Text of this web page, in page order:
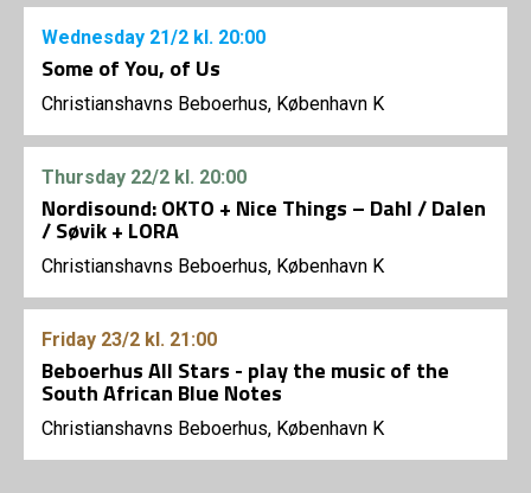
Wednesday 21/2 kl. 20:00
Some of You, of Us
Christianshavns Beboerhus, København K
Thursday 22/2 kl. 20:00
Nordisound: OKTO + Nice Things – Dahl / Dalen
/ Søvik + LORA
Christianshavns Beboerhus, København K
Friday 23/2 kl. 21:00
Beboerhus All Stars - play the music of the
South African Blue Notes
Christianshavns Beboerhus, København K